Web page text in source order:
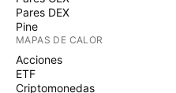
Pares DEX
Pine
MAPAS DE CALOR
Acciones
ETF
Criptomonedas